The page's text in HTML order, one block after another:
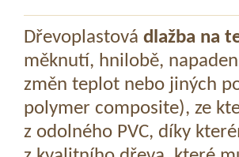
Dřevoplastová dlažba na
měknutí, hnilobě,
změn teplot nebo jiných
polymer composite), ze
z odolného PVC, díky